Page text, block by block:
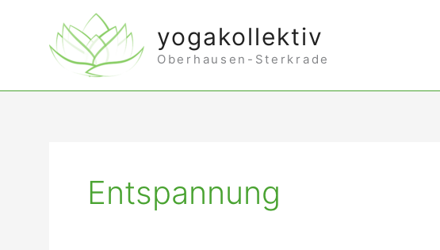
yogakollektiv
Oberhausen-Sterkrade
Entspannung